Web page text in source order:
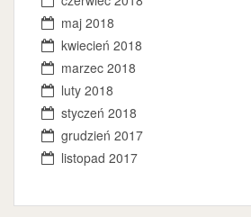
maj 2018
kwiecień 2018
marzec 2018
luty 2018
styczeń 2018
grudzień 2017
listopad 2017